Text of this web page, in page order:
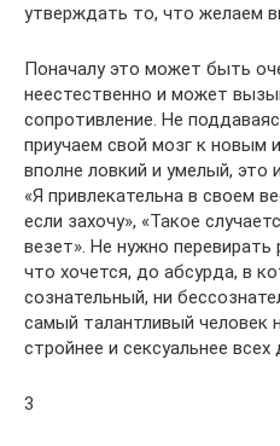
утверждать то, что желаем
Поначалу это может быть
неестественно и может
сопротивление. Не
приучаем свой мозг к новым
вполне ловкий и умелый, это
«Я привлекательна в своем
если захочу», «Такое
везет». Не нужно
что хочется, до абсурда, в
сознательный, ни
самый талантливый человек
стройнее и сексуальнее всех
3